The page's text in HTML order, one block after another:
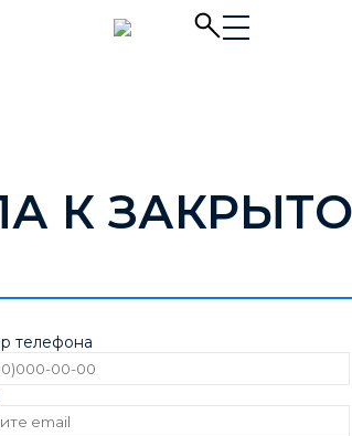
К
телефона